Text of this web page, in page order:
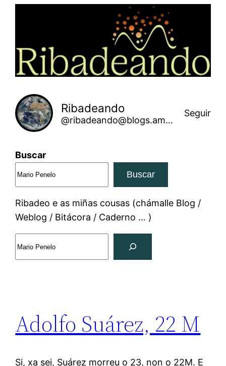
Ribadeando
@ribadeando@blogs.amarinha.gal
Seguir
Buscar
Buscar
Ribadeo e as miñas cousas (chámalle Blog /
Weblog / Bitácora / Caderno … )
Adolfo Suárez, 22 M
Si, xa sei, Suárez morreu o 23, non o 22M. E